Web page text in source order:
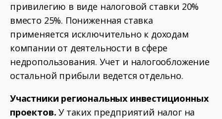
привилегию в виде налоговой ставки 20%
вместо 25%. Пониженная ставка
применяется исключительно к доходам
компании от деятельности в сфере
недропользования. Учет и налогообложение
остальной прибыли ведется отдельно.
Участники региональных инвестиционных
проектов. У таких предприятий налог на